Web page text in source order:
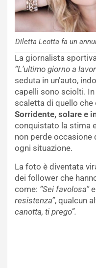
Diletta Leotta fa un
La giornalista
“L’ultimo giorno a
seduta in un’auto,
capelli sono sciolti.
scaletta di quello
Sorridente, solare e
conquistato la stima
non perde occasione
ogni situazione.
La foto è diventata
dei follower che
come: “Sei favolosa”e
resistenza”, qualcun
canotta, ti prego”.